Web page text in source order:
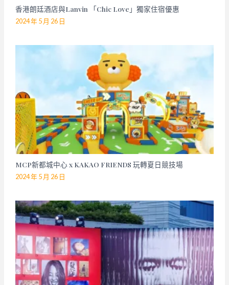
香港朗廷酒店與Lanvin 「Chic Love」獨家住宿優惠
2024 年 5 月 26 日
MCP新都城中心 x KAKAO FRIENDS 玩轉夏日競技場
2024 年 5 月 26 日